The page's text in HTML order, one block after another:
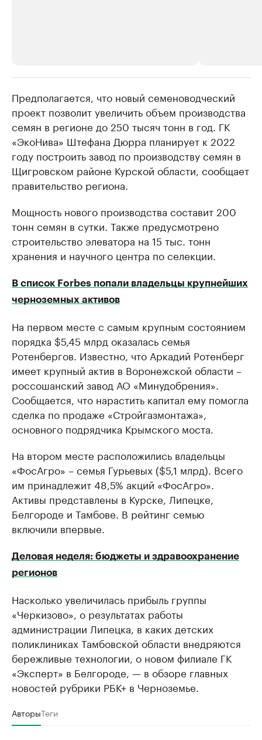
Делитесь новостями бизнеса на РБК
Управляйте страницей компании и развивайте личные
бренды спикеров бизнеса
Посмотрите
Предполагается, что новый семеноводческий
проект позволит увеличить объем производства
семян в регионе до 250 тысяч тонн в год. ГК
«ЭкоНива» Штефана Дюрра планирует к 2022
году построить завод по производству семян в
Щигровском районе Курской области, сообщает
правительство региона.
Мощность нового производства составит 200
тонн семян в сутки. Также предусмотрено
строительство элеватора на 15 тыс. тонн
хранения и научного центра по селекции.
В список Forbes попали владельцы крупнейших
черноземных активов
На первом месте с самым крупным состоянием
порядка $5,45 млрд оказалась семья
Ротенбергов. Известно, что Аркадий Ротенберг
имеет крупный актив в Воронежской области –
россошанский завод АО «Минудобрения».
Сообщается, что нарастить капитал ему помогла
сделка по продаже «Стройгазмонтажа»,
основного подрядчика Крымского моста.
На втором месте расположились владельцы
«ФосАгро» – семья Гурьевых ($5,1 млрд). Всего
им принадлежит 48,5% акций «ФосАгро».
Активы представлены в Курске, Липецке,
Белгороде и Тамбове. В рейтинг семью
включили впервые.
Деловая неделя: бюджеты и здравоохранение
регионов
Насколько увеличилась прибыль группы
«Черкизово», о результатах работы
администрации Липецка, в каких детских
поликлиниках Тамбовской области внедряются
бережливые технологии, о новом филиале ГК
«Эксперт» в Белгороде, — в обзоре главных
новостей рубрики РБК+ в Черноземье.
АвторыТеги